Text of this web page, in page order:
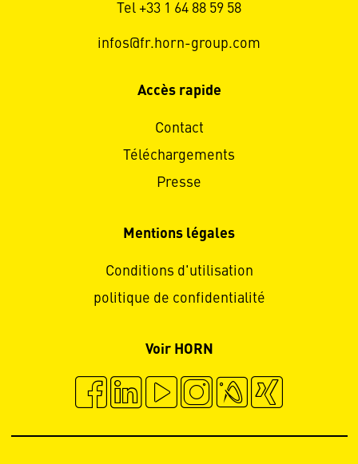
Tel +33 1 64 88 59 58
infos@fr.horn-group.com
Accès rapide
Contact
Téléchargements
Presse
Mentions légales
Conditions d'utilisation
politique de confidentialité
Voir HORN